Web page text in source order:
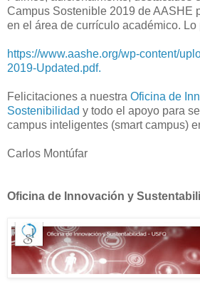
Campus Sostenible 2019 de AASHE
en el área de currículo académico. Lo
https://www.aashe.org/wp-content/
2019-Updated.pdf.
Felicitaciones a nuestra Oficina de
Sostenibilidad y todo el apoyo para
campus inteligentes (smart campus)
Carlos Montúfar
Oficina de Innovación y